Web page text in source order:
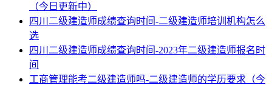
（今日更新中）
四川二级建造师成绩查询时间-二级建造师培训机构怎么
选
四川二级建造师成绩查询时间-2023年二级建造师报名时
间
工商管理能考二级建造师吗-二级建造师的学历要求（今